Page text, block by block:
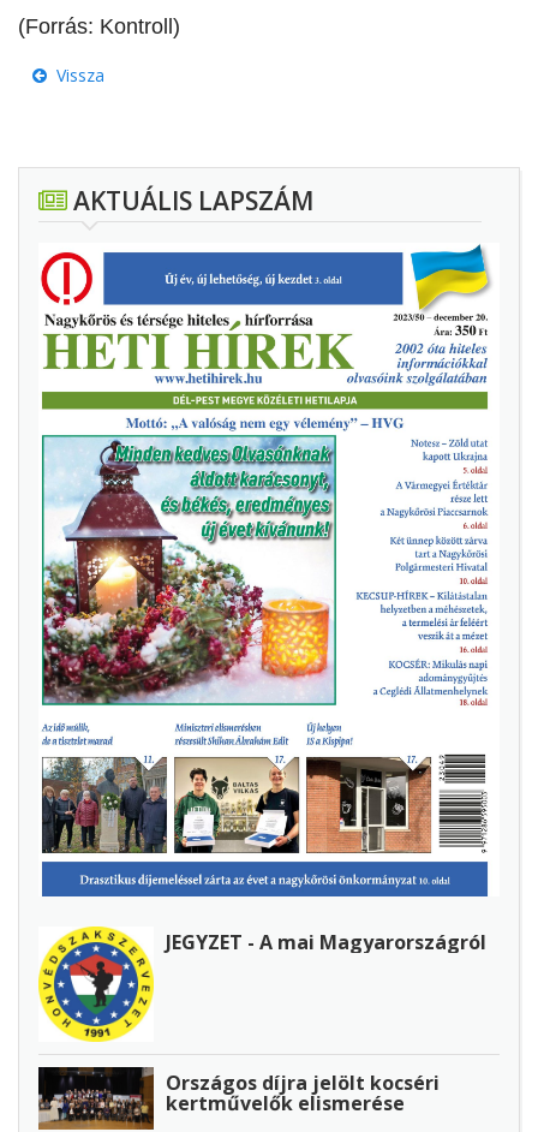
(Forrás: Kontroll)
Vissza
AKTUÁLIS LAPSZÁM
JEGYZET - A mai Magyarországról
Országos díjra jelölt kocséri
kertművelők elismerése